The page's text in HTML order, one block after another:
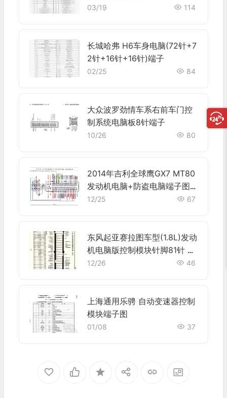
03/19 114
长城哈弗 H6车身电脑(72针+7
2针+16针+16针)端子
02/25 84
大众波罗劲情车系右前车门控
制系统电脑板8针端子
10/26 80
2014年吉利全球鹰GX7 MT80
发动机电脑+防盗电脑端子图端
子
12/25 67
东风起亚赛拉图车型(1.8L)发动
机电脑版控制模块针脚81针 端
子图
12/26 46
上海通用乐骋 自动变速器控制
模块端子图
01/08 37